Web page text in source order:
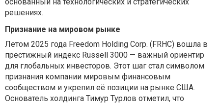
решениях.
Признание на мировом рынке
Летом 2025 года Freedom Holding Corp. (FRHC) вошла в
престижный индекс Russell 3000 — важный ориентир
для глобальных инвесторов. Этот шаг стал символом
признания компании мировым финансовым
сообществом и укрепил её позиции на рынке США.
Основатель холдинга Тимур Турлов отметил, что